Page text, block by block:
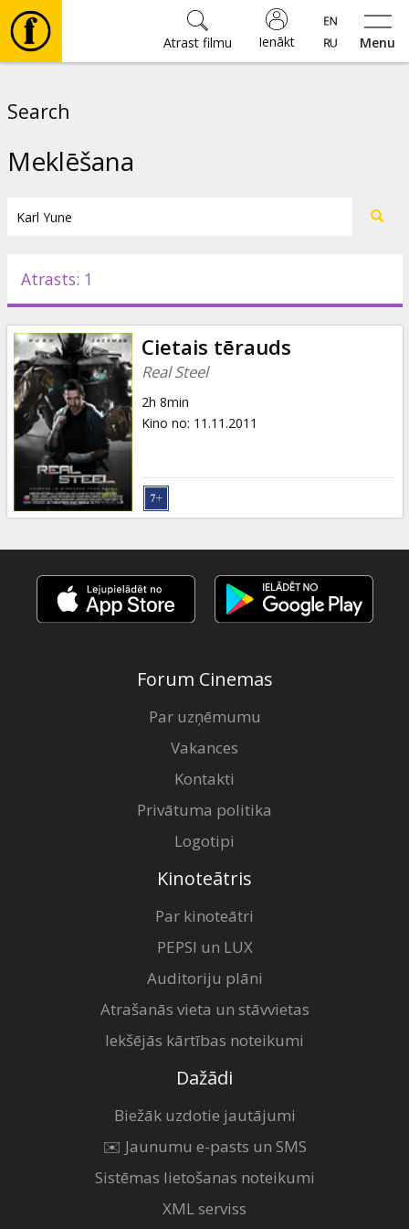
Menu
Ienākt
Atrast filmu
Pasākumi
Ziņas
Dāvanu
kartes
Uzkodas
B2B
Kino
Klubs
Search
Meklēšana
Atrasts: 1
Cietais tērauds
Real Steel
2h 8min
Kino no: 11.11.2011
Forum Cinemas
Par uzņēmumu
Vakances
Kontakti
Privātuma politika
Logotipi
Kinoteātris
Par kinoteātri
PEPSI un LUX
Auditoriju plāni
Atrašanās vieta un stāvvietas
Iekšējās kārtības noteikumi
Dažādi
Biežāk uzdotie jautājumi
✉️ Jaunumu e-pasts un SMS
Sistēmas lietošanas noteikumi
XML serviss